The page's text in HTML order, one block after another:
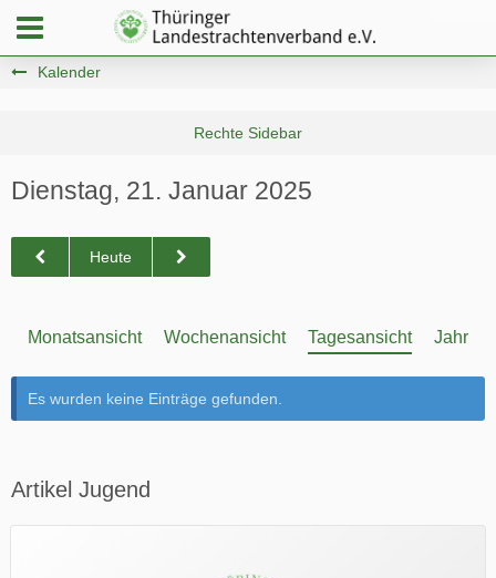
Kalender
Dienstag, 21. Januar 2025
Heute
Monatsansicht Wochenansicht Tagesansicht
Es wurden keine Einträge gefunden.
Artikel Jugend